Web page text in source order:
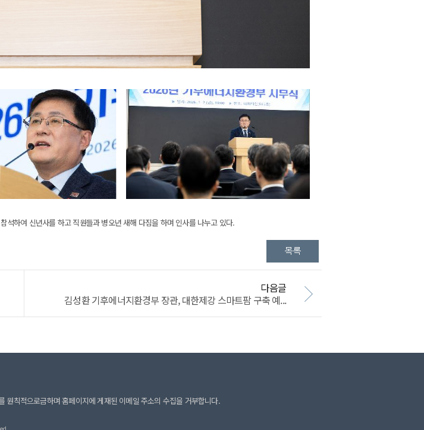
석하여 신년사를 하고 직원들과 병오년 새해 다짐을 하며 인사를 나누고 있다.
다음글
김성환 기후에너지환경부 장관, 대한제강 스마트팜 구축 예...
칙적으로금하며 홈페이지에 게재된 이메일 주소의 수집을 거부합니다.